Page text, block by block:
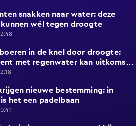
snakken naar water: deze
wél tegen droogte
in de knel door droogte:
met regenwater kan uitkomst
nieuwe bestemming: in
het een padelbaan